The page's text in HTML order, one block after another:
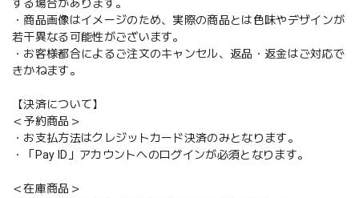
する場合があります。
・商品画像はイメージのため、実際の商品とは色味やデザインが
若干異なる可能性がございます。
・お客様都合によるご注文のキャンセル、返品・返金はご対応で
きかねます。
【決済について】
＜予約商品＞
・お支払方法はクレジットカード決済のみとなります。
・「Pay ID」アカウントへのログインが必須となります。
＜在庫商品＞